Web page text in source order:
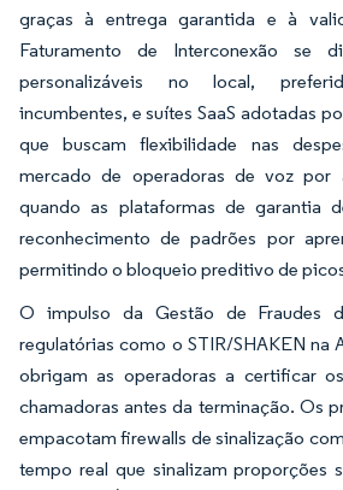
graças à entrega garantida e à
Faturamento de Interconexão se
personalizáveis no local,
incumbentes, e suítes SaaS adotadas
que buscam flexibilidade nas
mercado de operadoras de voz por
quando as plataformas de garantia
reconhecimento de padrões por
permitindo o bloqueio preditivo de
O impulso da Gestão de Fraudes
regulatórias como o STIR/SHAKEN na
obrigam as operadoras a certificar
chamadoras antes da terminação. Os
empacotam firewalls de sinalização
tempo real que sinalizam proporções